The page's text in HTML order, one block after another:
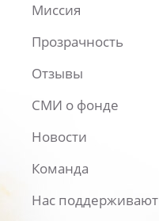
Миссия
Прозрачность
Отзывы
СМИ о фонде
Новости
Команда
Нас поддерживают